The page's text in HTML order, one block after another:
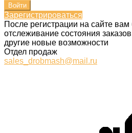
Зарегистрироваться
После регистрации на сайте вам
отслеживание состояния
другие новые возможности
Отдел продаж
sales_drobmash@mail.ru